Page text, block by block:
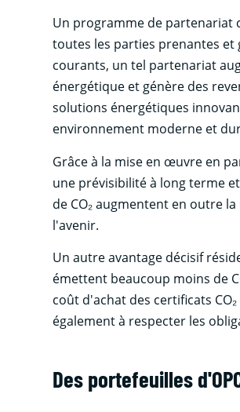
Un programme de partenariat
toutes les parties prenantes et
courants, un tel partenariat
énergétique et génère des
solutions énergétiques
environnement moderne et
Grâce à la mise en œuvre en
une prévisibilité à long terme
de CO₂ augmentent en outre
l'avenir.
Un autre avantage décisif
émettent beaucoup moins de
coût d'achat des certificats
également à respecter les
Des portefeuilles